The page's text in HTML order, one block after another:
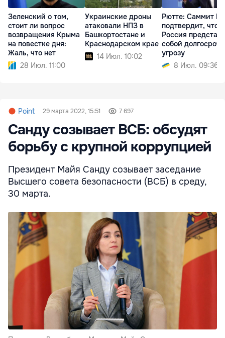
Зеленский о том,
стоит ли вопрос
возвращения Крыма
на повестке дня:
Жаль, что нет
28 Июл. 11:00
Украинские дроны
атаковали НПЗ в
Башкортостане и
Краснодарском крае
14 Июл. 10:02
Рютте: Саммит
подтвердит, что
Россия
собой
угрозу
8 Июл. 09:36
Point 29 марта 2022, 15:51 7 697
Санду созывает ВСБ: обсудят
борьбу с крупной коррупцией
Президент Майя Санду созывает заседание
Высшего совета безопасности (ВСБ) в среду,
30 марта.